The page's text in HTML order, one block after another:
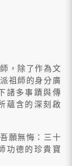
，除了作為文
祖師的身分廣
諸多事蹟與傳
蘊含的深刻啟
願無悔：三十
功德的珍貴寶